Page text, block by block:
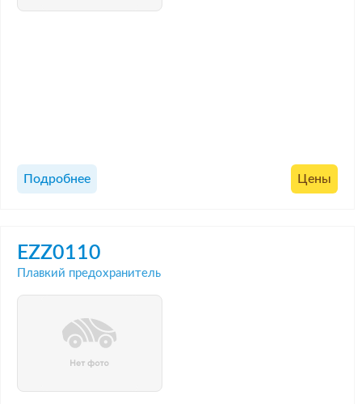
Подробнее Цены
EZZ0110
Плавкий предохранитель